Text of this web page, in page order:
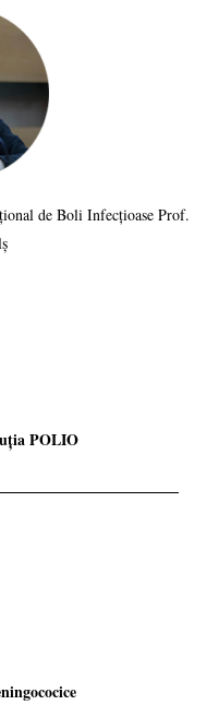
de Boli Infecțioase Prof.
POLIO